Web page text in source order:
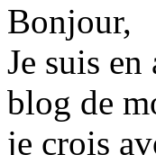
Bonjour,
Je suis
blog de
je crois